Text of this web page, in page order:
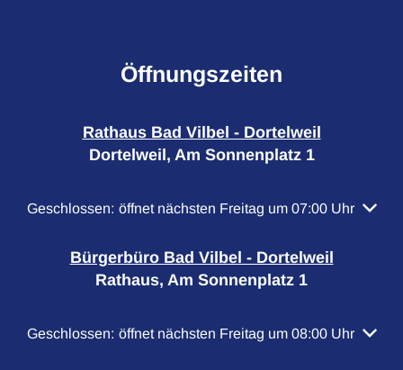
Öffnungszeiten
Rathaus Bad Vilbel - Dortelweil
Dortelweil, Am Sonnenplatz 1
Klicken, um weitere Öffnungs- oder Schließzeiten
Geschlossen: öffnet nächsten Freitag um 07:00 Uhr
Bürgerbüro Bad Vilbel - Dortelweil
Rathaus, Am Sonnenplatz 1
Klicken, um weitere Öffnungs- oder Schließzeiten
Geschlossen: öffnet nächsten Freitag um 08:00 Uhr